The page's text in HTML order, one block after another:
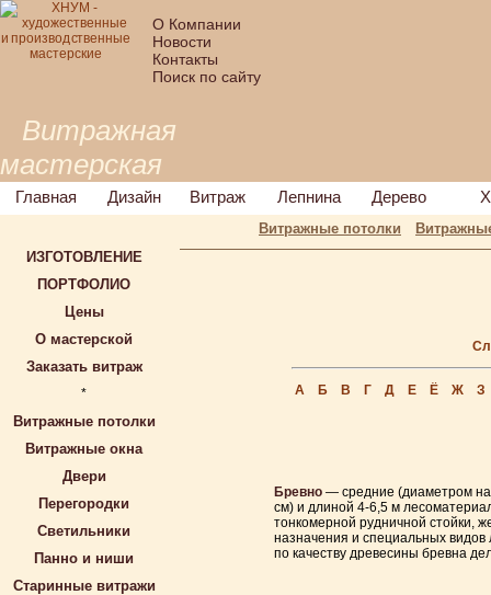
О Компании
Новости
Контакты
Поиск по сайту
Витражная
мастерская
Главная Дизайн Витраж Лепнина Дерево
Витражные потолки
ИЗГОТОВЛЕНИЕ
ПОРТФОЛИО
Цены
О мастерской
Заказать витраж
*
Витражные потолки
Витражные окна
Двери
Перегородки
Светильники
Панно и ниши
Старинные витражи
А Б В Г Д Е Ё Ж З
Бревно — средние (диаметром
см) и длиной 4-6,5 м
тонкомерной рудничной стойки,
назначения и специальных видов
по качеству древесины бревна